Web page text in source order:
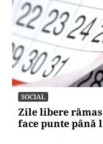
SOCIAL
Zile libere
face punte